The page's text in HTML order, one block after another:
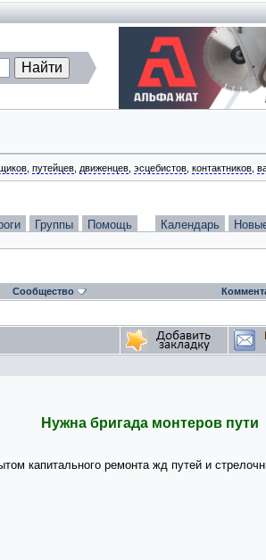
путейцев движенцев эсцебистов контактников
Группы Помощь Календарь
Сообщество
Нужна бригада монтеров пути
капитального ремонта жд путей и